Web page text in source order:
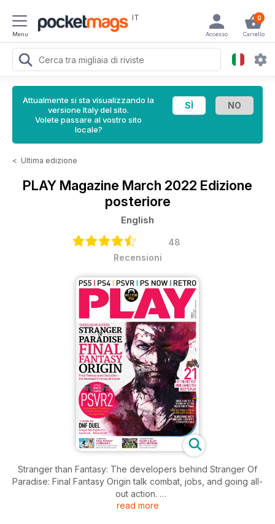
Menu
IT 0
Carrello
Accesso
Attualmente si sta visualizzando la
versione Italy del sito.
Volete passare al vostro sito
locale?
< Ultima edizione
PLAY Magazine March 2022 Edizione
posteriore
English
48
Recensioni
Stranger than Fantasy: The developers behind Stranger Of
Paradise: Final Fantasy Origin talk combat, jobs, and going all-
out action.
read more